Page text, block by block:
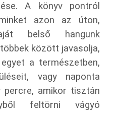
A könyv pontról
azon az úton,
belső hangunk
között javasolja,
a természetben,
vagy naponta
percre, amikor tisztán
feltörni vágyó